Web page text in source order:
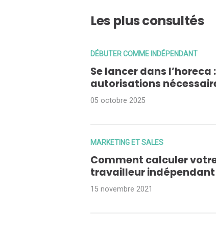
Les plus consultés
DÉBUTER COMME INDÉPENDANT
Se lancer dans l’horeca
autorisations
05 octobre 2025
MARKETING ET SALES
Comment calculer
travailleur indépendant
15 novembre 2021